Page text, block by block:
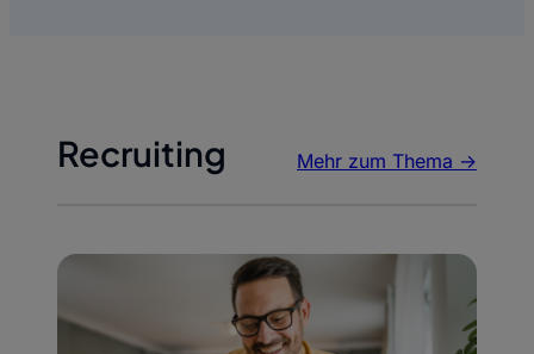
Recruiting Mehr zum Thema ->